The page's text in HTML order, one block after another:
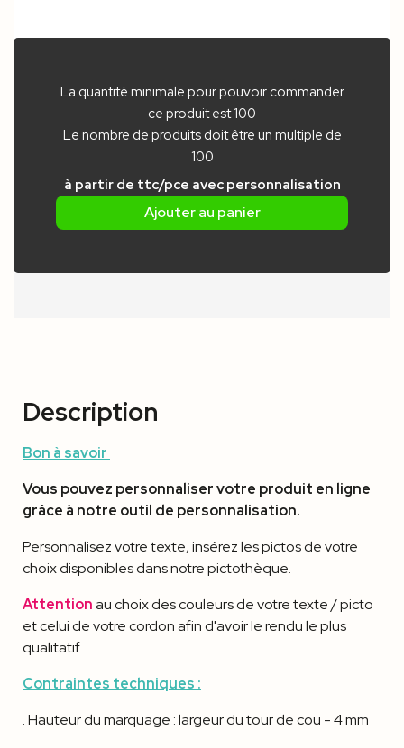
La quantité minimale pour pouvoir commander
ce produit est 100
Le nombre de produits doit être un multiple de
100
à partir de ttc/pce avec personnalisation
Ajouter au panier
Description
Bon à savoir
Vous pouvez personnaliser votre produit en ligne
grâce à notre outil de personnalisation.
Personnalisez votre texte, insérez les pictos de votre
choix disponibles dans notre pictothèque.
Attentionau choix des couleurs de votre texte / picto
et celui de votre cordon afin d'avoir le rendu le plus
qualitatif.
Contraintes techniques :
. Hauteur du marquage : largeur du tour de cou - 4 mm